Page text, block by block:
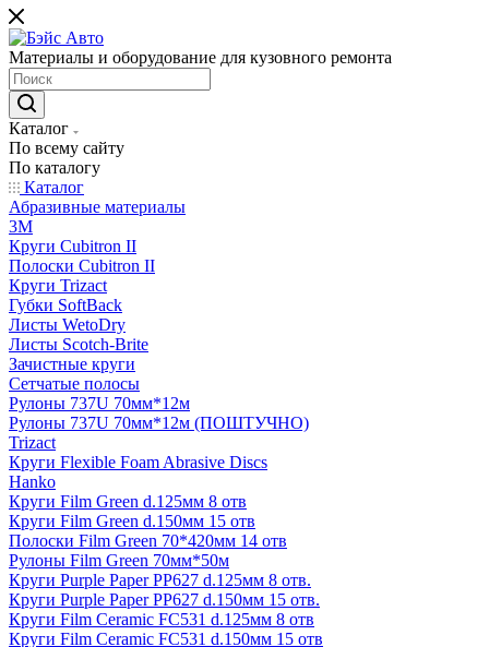
Материалы и оборудование для кузовного ремонта
Каталог
По всему сайту
По каталогу
Каталог
Абразивные материалы
3M
Круги Cubitron II
Полоски Cubitron II
Круги Trizact
Губки SoftBack
Листы WetoDry
Листы Scotch-Brite
Зачистные круги
Сетчатые полосы
Рулоны 737U 70мм*12м
Рулоны 737U 70мм*12м (ПОШТУЧНО)
Trizact
Круги Flexible Foam Abrasive Discs
Hanko
Круги Film Green d.125мм 8 отв
Круги Film Green d.150мм 15 отв
Полоски Film Green 70*420мм 14 отв
Рулоны Film Green 70мм*50м
Круги Purple Paper PP627 d.125мм 8 отв.
Круги Purple Paper PP627 d.150мм 15 отв.
Круги Film Ceramic FC531 d.125мм 8 отв
Круги Film Ceramic FC531 d.150мм 15 отв